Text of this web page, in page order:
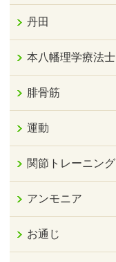
丹田
本八幡理学療法士
腓骨筋
運動
関節トレーニング
アンモニア
お通じ